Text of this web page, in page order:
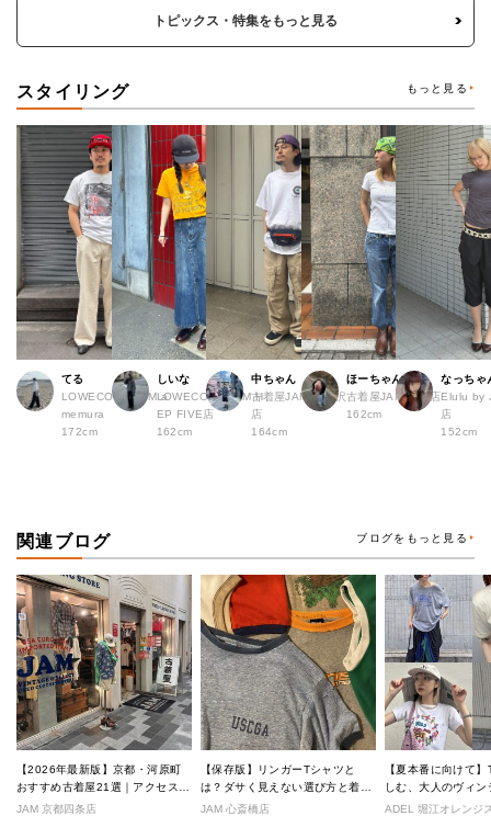
トピックス・特集をもっと見る
スタイリング もっと見る
てる
LOWECO by JAM a
memura
172cm
しいな
LOWECO by JAM H
EP FIVE店
162cm
中ちゃん
古着屋JAM 下北沢
店
164cm
ほーちゃん
古着屋JAM 広島店
162cm
なっちゃ
Elulu by
店
152cm
関連ブログ ブログをもっと見る
【2026年最新版】京都・河原町
おすすめ古着屋21選｜アクセス良
好な絶対行くべきショップ厳選！
JAM 京都四条店
【保存版】リンガーTシャツと
は？ダサく見えない選び方と着こ
なし完全ガイド
JAM 心斎橋店
【夏本番に向けて
しむ、大人のヴィ
ル
ADEL 堀江オレンジ